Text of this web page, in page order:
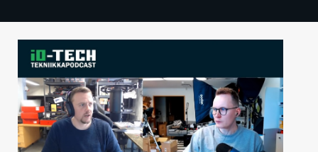
TECHBBS
TIETOA
HINTA.FI
KAUPPA
VAIHDA TEEMA